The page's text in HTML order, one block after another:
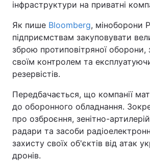
інфраструктури на приватні
Як пише Вloomberg, міноборони
підприємствам закуповувати
зброю протиповітряної оборони,
своїм контролем та
резервістів.
Передбачається, що компанії
до оборонного обладнання.
про озброєння, зенітно-
радари та засоби
захисту своїх об'єктів від атак
дронів.